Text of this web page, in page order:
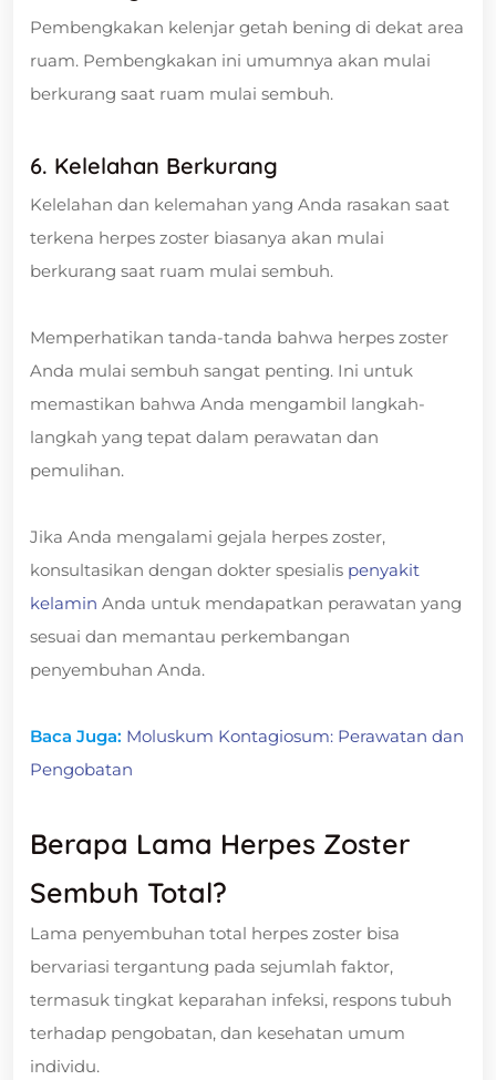
Pembengkakan kelenjar getah bening di dekat area
ruam. Pembengkakan ini umumnya akan mulai
berkurang saat ruam mulai sembuh.
6. Kelelahan Berkurang
Kelelahan dan kelemahan yang Anda rasakan saat
terkena herpes zoster biasanya akan mulai
berkurang saat ruam mulai sembuh.
Memperhatikan tanda-tanda bahwa herpes zoster
Anda mulai sembuh sangat penting. Ini untuk
memastikan bahwa Anda mengambil langkah-
langkah yang tepat dalam perawatan dan
pemulihan.
Jika Anda mengalami gejala herpes zoster,
konsultasikan dengan dokter spesialis penyakit
kelamin Anda untuk mendapatkan perawatan yang
sesuai dan memantau perkembangan
penyembuhan Anda.
Baca Juga: Moluskum Kontagiosum: Perawatan dan
Pengobatan
Berapa Lama Herpes Zoster
Sembuh Total?
Lama penyembuhan total herpes zoster bisa
bervariasi tergantung pada sejumlah faktor,
termasuk tingkat keparahan infeksi, respons tubuh
terhadap pengobatan, dan kesehatan umum
individu.